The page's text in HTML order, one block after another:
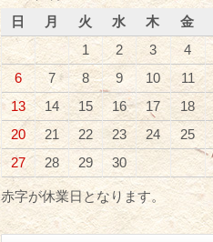
日 月 火 水 木 金
1
2 3 4
6
7 8 9 10 11
13
14 15 16 17 18
20
21 22 23 24 25
27
28 29 30
赤字が休業日となります。